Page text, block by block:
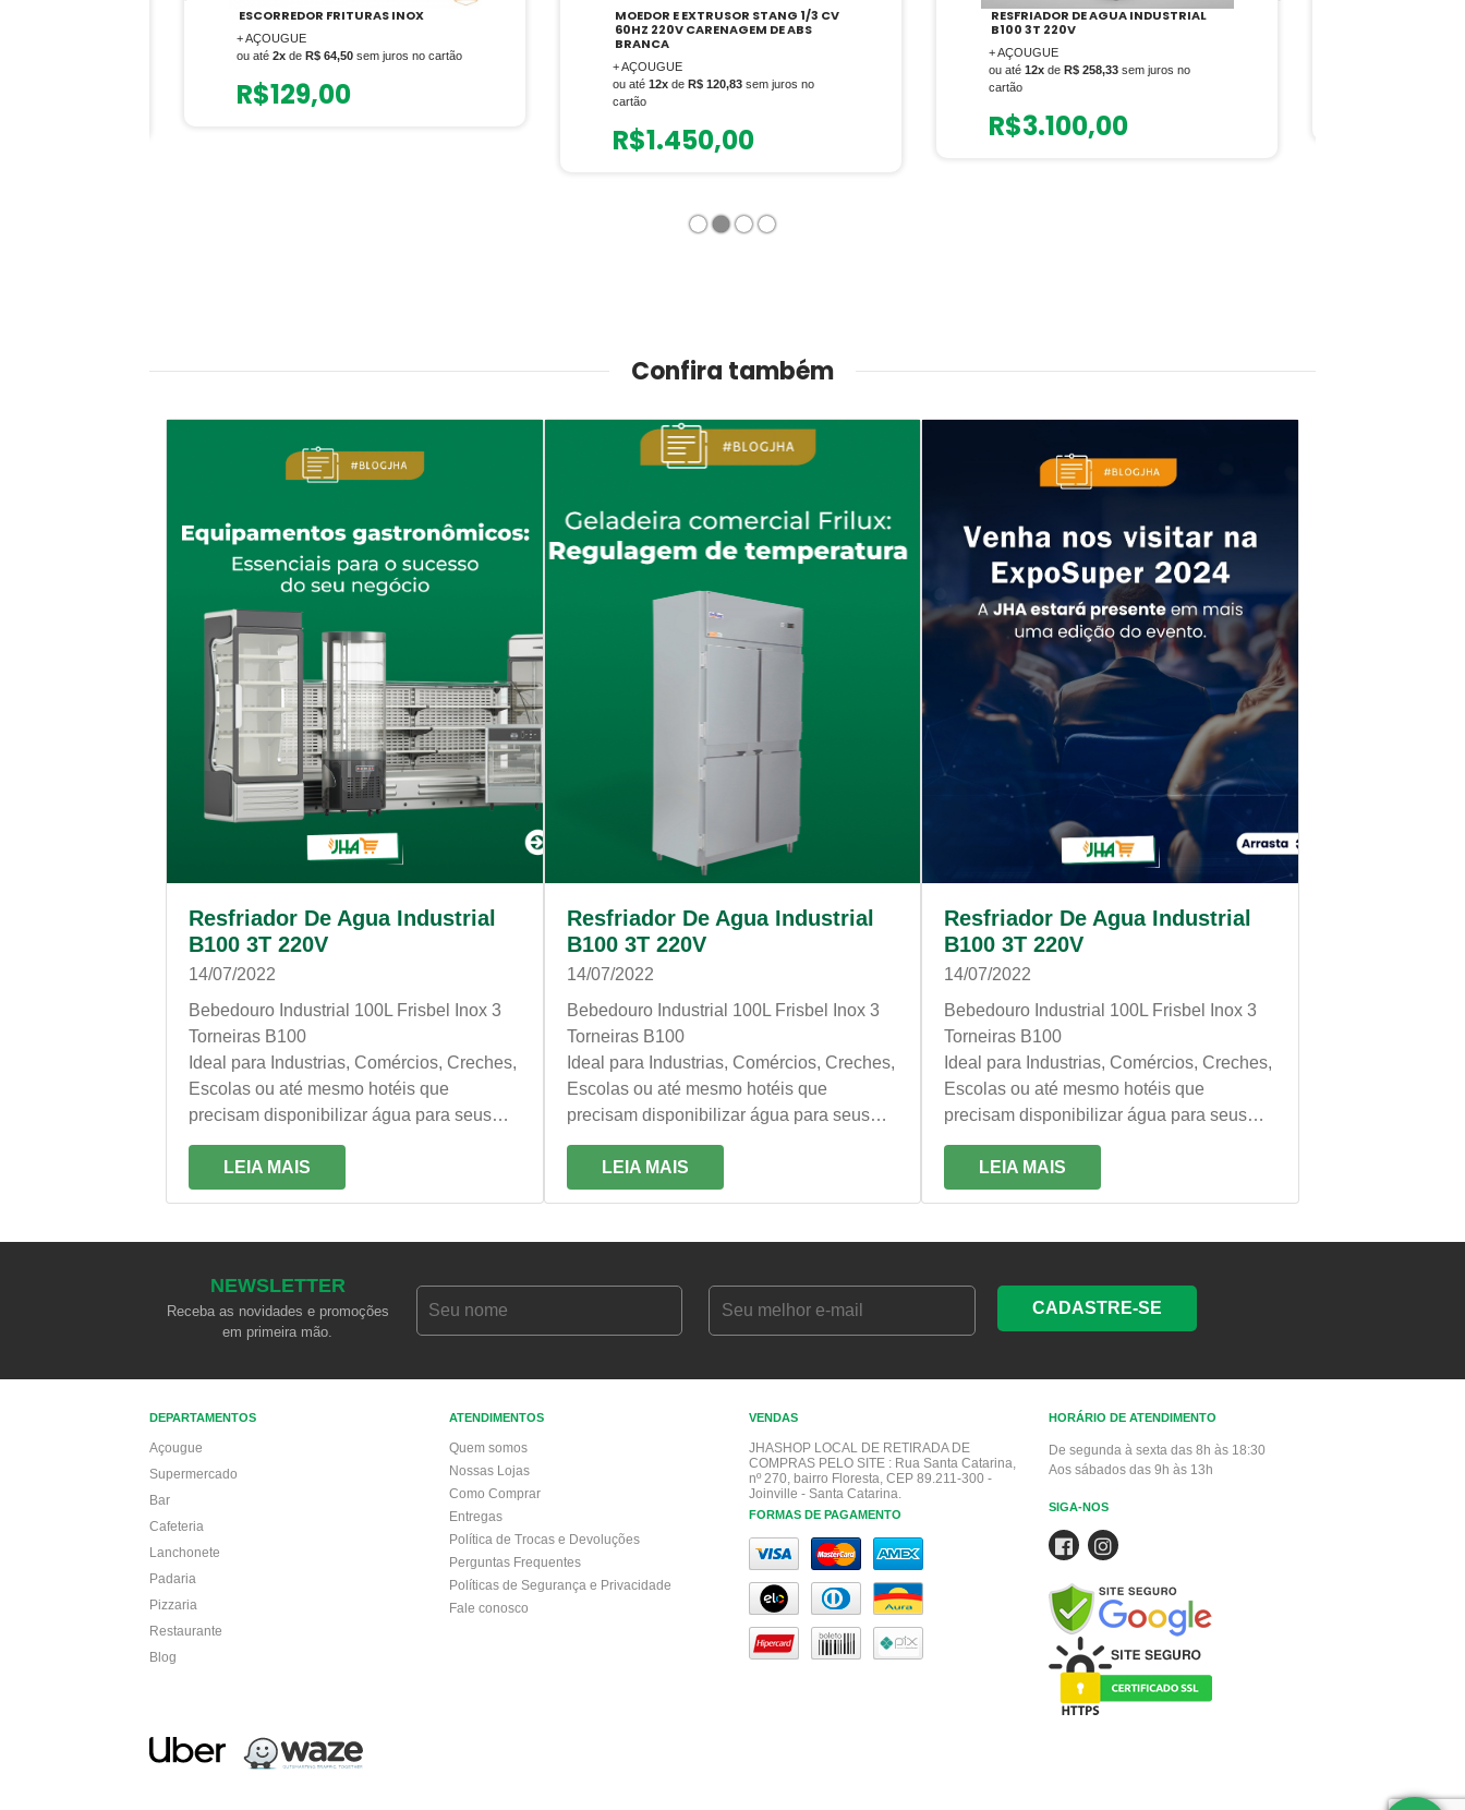
ESCORREDOR FRITURAS INOX
+ AÇOUGUE
ou até 2x de R$ 64,50 sem juros no cartão
R$129,00
MOEDOR E EXTRUSOR STANG 1/3 CV
60HZ 220V CARENAGEM DE ABS
BRANCA
+ AÇOUGUE
ou até 12x de R$ 120,83 sem juros no
cartão
R$1.450,00
RESFRIADOR DE AGUA INDUSTRIAL
B100 3T 220V
+ AÇOUGUE
ou até 12x de R$ 258,33 sem juros no
cartão
R$3.100,00
1 2 3 4
Confira também
Resfriador De Agua Industrial
B100 3T 220V
14/07/2022
Bebedouro Industrial 100L Frisbel Inox 3
Torneiras B100
Ideal para Industrias, Comércios, Creches,
Escolas ou até mesmo hotéis que
precisam disponibilizar água para seus
funcionários e clientes, o Bebedouro
Frisbel conta com a melhor tecnologia do
mercado, garantindo o desempenho e
LEIA MAIS
Resfriador De Agua Industrial
B100 3T 220V
14/07/2022
Bebedouro Industrial 100L Frisbel Inox 3
Torneiras B100
Ideal para Industrias, Comércios, Creches,
Escolas ou até mesmo hotéis que
precisam disponibilizar água para seus
funcionários e clientes, o Bebedouro
Frisbel conta com a melhor tecnologia do
mercado, garantindo o desempenho e
LEIA MAIS
Resfriador De Agua Industrial
B100 3T 220V
14/07/2022
Bebedouro Industrial 100L Frisbel Inox 3
Torneiras B100
Ideal para Industrias, Comércios, Creches,
Escolas ou até mesmo hotéis que
precisam disponibilizar água para seus
funcionários e clientes, o Bebedouro
Frisbel conta com a melhor tecnologia do
mercado, garantindo o desempenho e
LEIA MAIS
NEWSLETTER
Receba as novidades e promoções
em primeira mão.
CADASTRE-SE
DEPARTAMENTOS
Açougue
Supermercado
Bar
Cafeteria
Lanchonete
Padaria
Pizzaria
Restaurante
Blog
ATENDIMENTOS
Quem somos
Nossas Lojas
Como Comprar
Entregas
Política de Trocas e Devoluções
Perguntas Frequentes
Políticas de Segurança e Privacidade
Fale conosco
VENDAS
JHASHOP LOCAL DE RETIRADA DE
COMPRAS PELO SITE : Rua Santa Catarina,
nº 270, bairro Floresta, CEP 89.211-300 -
Joinville - Santa Catarina.
FORMAS DE PAGAMENTO
HORÁRIO DE ATENDIMENTO
De segunda à sexta das 8h às 18:30
Aos sábados das 9h às 13h
SIGA-NOS